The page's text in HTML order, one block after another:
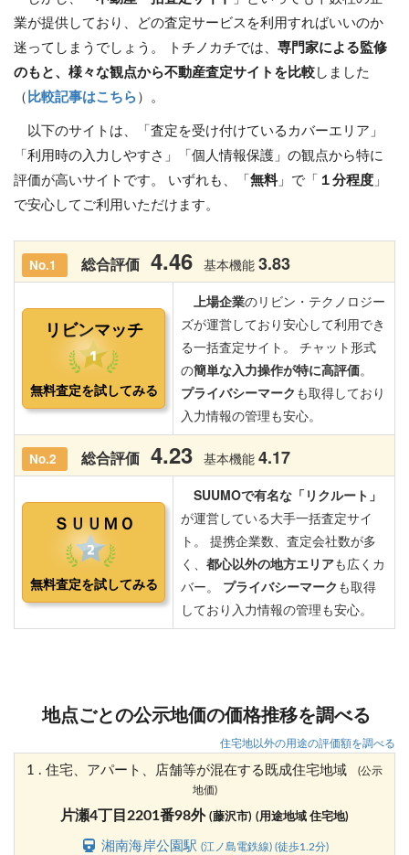
業が提供しており、どの査定サービスを利用すればいいのか
迷ってしまうでしょう。 トチノカチでは、 専門家による監修
のもと、様々な観点から不動産査定サイトを比較 しました
（ 比較記事はこちら ）。
以下のサイトは、「査定を受け付けているカバーエリア」
「利用時の入力しやすさ」「個人情報保護」の観点から特に
評価が高いサイトです。 いずれも、「 無料」で「 １分程度 」
で安心してご利用いただけます。
地点ごとの公示地価の価格推移を調べる
住宅地以外の用途の評価額を調べる
1 . 住宅、アパート、店舗等が混在する既成住宅地域
(公示
地価)
片瀬4丁目2201番98外 (藤沢市) (用途地域 住宅地)
湘南海岸公園駅(江ノ島電鉄線) (徒歩1.2分)